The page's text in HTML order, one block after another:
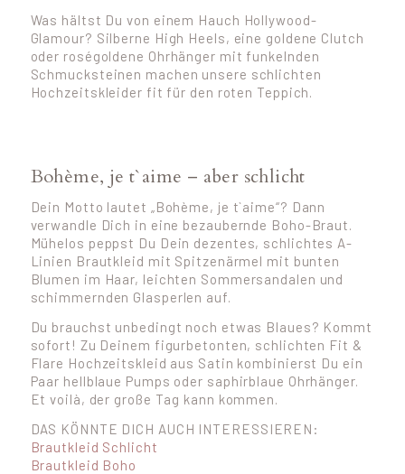
Was hältst Du von einem Hauch Hollywood-
Glamour? Silberne High Heels, eine goldene Clutch
oder roségoldene Ohrhänger mit funkelnden
Schmucksteinen machen unsere schlichten
Hochzeitskleider fit für den roten Teppich.
Bohème, je t`aime – aber schlicht
Dein Motto lautet „Bohème, je t`aime“? Dann
verwandle Dich in eine bezaubernde Boho-Braut.
Mühelos peppst Du Dein dezentes, schlichtes A-
Linien Brautkleid mit Spitzenärmel mit bunten
Blumen im Haar, leichten Sommersandalen und
schimmernden Glasperlen auf.
Du brauchst unbedingt noch etwas Blaues? Kommt
sofort! Zu Deinem figurbetonten, schlichten Fit &
Flare Hochzeitskleid aus Satin kombinierst Du ein
Paar hellblaue Pumps oder saphirblaue Ohrhänger.
Et voilà, der große Tag kann kommen.
DAS KÖNNTE DICH AUCH INTERESSIEREN:
Brautkleid Schlicht
Brautkleid Boho